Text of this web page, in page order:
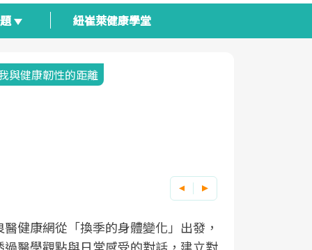
紐崔萊健康學堂
與健康韌性的距離
醫健康網從「換季的身體變化」出發，